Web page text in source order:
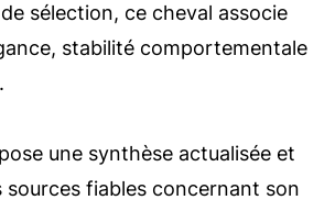
sélection, ce cheval associe
stabilité comportementale
une synthèse actualisée et
sources fiables concernant son